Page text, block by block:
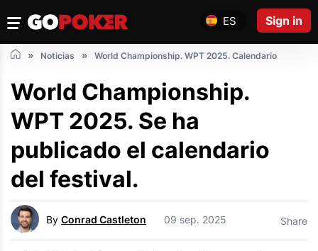
ES Sign in
Noticias World Championship. WPT 2025. Calendario
World Championship.
WPT 2025. Se ha
publicado el calendario
del festival.
By Conrad Castleton 09 sep. 2025 Share